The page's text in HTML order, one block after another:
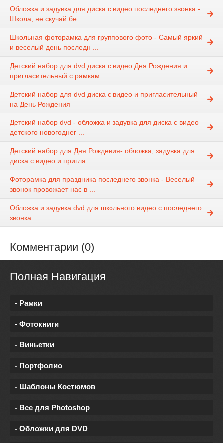
Обложка и задувка для диска с видео последнего звонка -
Школа, не скучай бе ...
Школьная фоторамка для группового фото - Самый яркий
и веселый день последн ...
Детский набор для dvd диска с видео Дня Рождения и
пригласительный с рамкам ...
Детский набор для dvd диска с видео и пригласительный
на День Рождения
Детский набор dvd - обложка и задувка для диска с видео
детского новогоднег ...
Детский набор для Дня Рождения- обложка, задувка для
диска с видео и пригла ...
Фоторамка для праздника последнего звонка - Веселый
звонок провожает нас в ...
Обложка и задувка dvd для школьного видео с последнего
звонка
Комментарии (0)
Полная Навигация
- Рамки
- Фотокниги
- Виньетки
- Портфолио
- Шаблоны Костюмов
- Все для Photoshop
- Обложки для DVD